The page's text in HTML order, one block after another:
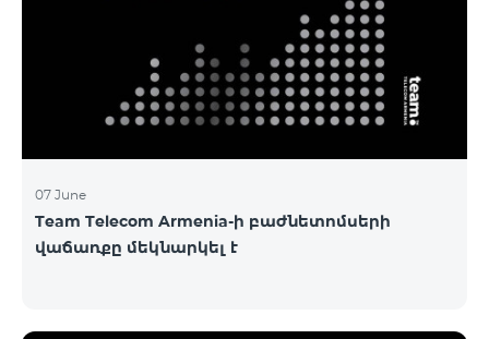
07 June
Team Telecom Armenia-ի բաժնետոմսերի
վաճառքը մեկնարկել է